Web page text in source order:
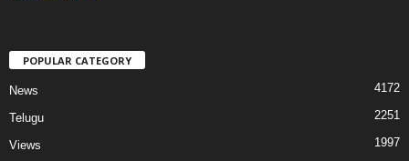
POPULAR CATEGORY
News 4172
Telugu 2251
Views 1997